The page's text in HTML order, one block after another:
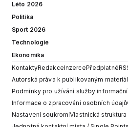
Léto 2026
Politika
Sport 2026
Technologie
Ekonomika
KontaktyRedakceInzercePředplatné
Autorská práva k publikovaným
Podmínky pro užívání služby
Informace o zpracování osobních údajů
Nastavení soukromíVlastnická struktura